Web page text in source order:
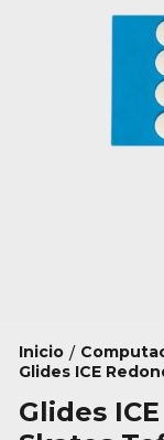
Inicio /
Glides ICE
Glides